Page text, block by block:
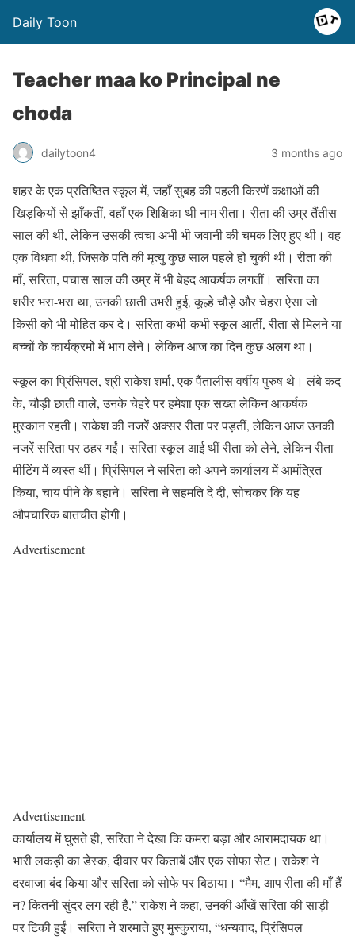
Daily Toon
Teacher maa ko Principal ne
choda
dailytoon4 3 months ago
शहर के एक प्रतिष्ठित स्कूल में, जहाँ सुबह की पहली किरणें कक्षाओं की
खिड़कियों से झाँकतीं, वहाँ एक शिक्षिका थी नाम रीता। रीता की उम्र तैंतीस
साल की थी, लेकिन उसकी त्वचा अभी भी जवानी की चमक लिए हुए थी। वह
एक विधवा थी, जिसके पति की मृत्यु कुछ साल पहले हो चुकी थी। रीता की
माँ, सरिता, पचास साल की उम्र में भी बेहद आकर्षक लगतीं। सरिता का
शरीर भरा-भरा था, उनकी छाती उभरी हुई, कूल्हे चौड़े और चेहरा ऐसा जो
किसी को भी मोहित कर दे। सरिता कभी-कभी स्कूल आतीं, रीता से मिलने या
बच्चों के कार्यक्रमों में भाग लेने। लेकिन आज का दिन कुछ अलग था।
स्कूल का प्रिंसिपल, श्री राकेश शर्मा, एक पैंतालीस वर्षीय पुरुष थे। लंबे कद
के, चौड़ी छाती वाले, उनके चेहरे पर हमेशा एक सख्त लेकिन आकर्षक
मुस्कान रहती। राकेश की नजरें अक्सर रीता पर पड़तीं, लेकिन आज उनकी
नजरें सरिता पर ठहर गईं। सरिता स्कूल आई थीं रीता को लेने, लेकिन रीता
मीटिंग में व्यस्त थीं। प्रिंसिपल ने सरिता को अपने कार्यालय में आमंत्रित
किया, चाय पीने के बहाने। सरिता ने सहमति दे दी, सोचकर कि यह
औपचारिक बातचीत होगी।
Advertisement
Advertisement
कार्यालय में घुसते ही, सरिता ने देखा कि कमरा बड़ा और आरामदायक था।
भारी लकड़ी का डेस्क, दीवार पर किताबें और एक सोफा सेट। राकेश ने
दरवाजा बंद किया और सरिता को सोफे पर बिठाया। “मैम, आप रीता की माँ हैं
न? कितनी सुंदर लग रही हैं,” राकेश ने कहा, उनकी आँखें सरिता की साड़ी
पर टिकी हुईं। सरिता ने शरमाते हुए मुस्कुराया, “धन्यवाद, प्रिंसिपल